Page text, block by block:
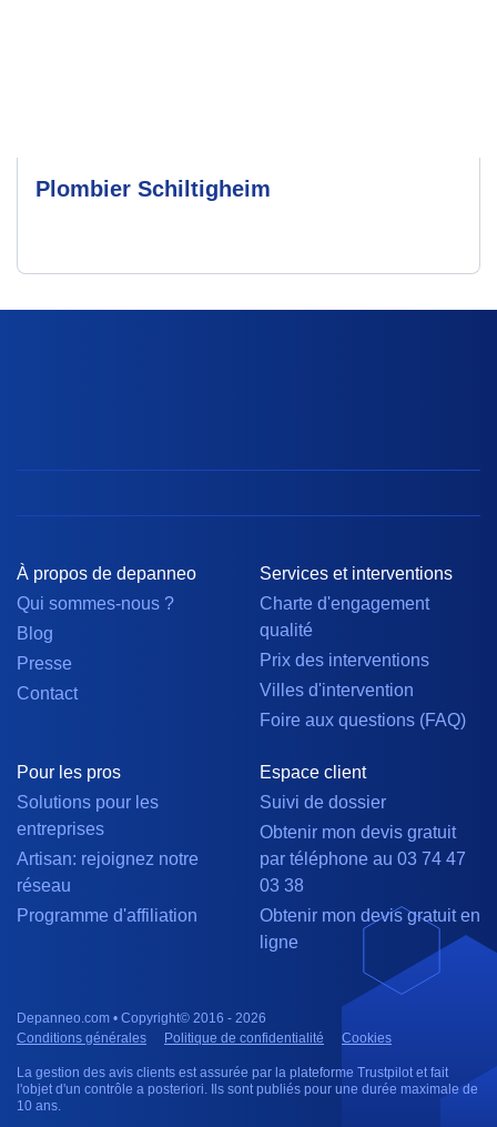
Plombier Schiltigheim
À propos de depanneo
Qui sommes-nous ?
Blog
Presse
Contact
Services et interventions
Charte d'engagement
qualité
Prix des interventions
Villes d'intervention
Foire aux questions (FAQ)
Pour les pros
Solutions pour les
entreprises
Artisan: rejoignez notre
réseau
Programme d'affiliation
Espace client
Suivi de dossier
Obtenir mon devis gratuit
par téléphone au 03 74 47
03 38
Obtenir mon devis gratuit en
ligne
Depanneo.com • Copyright© 2016 - 2026
Conditions générales
Politique de confidentialité Cookies
La gestion des avis clients est assurée par la plateforme Trustpilot et fait
l'objet d'un contrôle a posteriori. Ils sont publiés pour une durée maximale de
10 ans.